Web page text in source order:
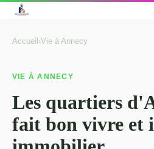
Accueil ›Vie à Annecy
VIE À ANNECY
Les quartiers
fait bon vivre et